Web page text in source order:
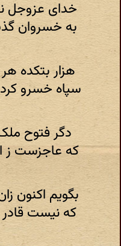
خدای عزوجل
به خسروان
هزار بتکده
سپاه خسرو
دگر فتوح
که عاجزست ز
بگویم اکنون
که نیست قادر